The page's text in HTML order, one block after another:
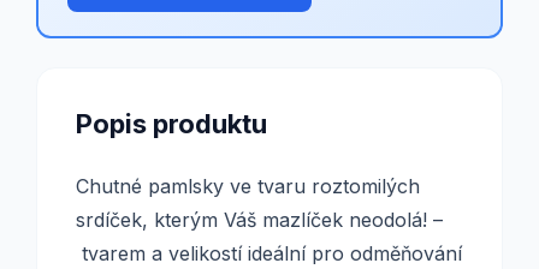
Popis produktu
Chutné pamlsky ve tvaru roztomilých
srdíček, kterým Váš mazlíček neodolá! –
tvarem a velikostí ideální pro odměňování